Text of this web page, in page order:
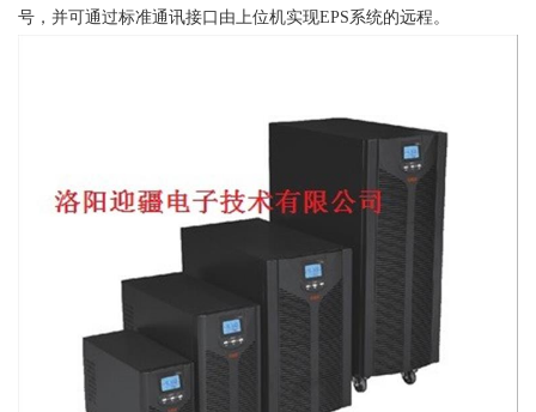
号，并可通过标准通讯接口由上位机实现EPS系统的远程。